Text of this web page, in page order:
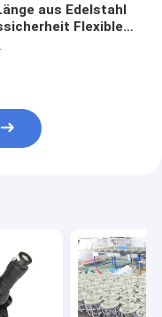
aus Edelstahl
Flexible